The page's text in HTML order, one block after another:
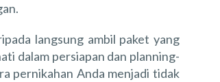
langsung ambil paket yang
dalam persiapan dan planning-
pernikahan Anda menjadi tidak